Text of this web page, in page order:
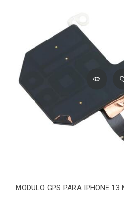
MODULO GPS PARA IPHONE 13